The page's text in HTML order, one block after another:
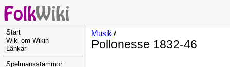
Start
Wiki om Wikin
Länkar
Spelmansstämmor
Musik /
Pollonesse 1832-46